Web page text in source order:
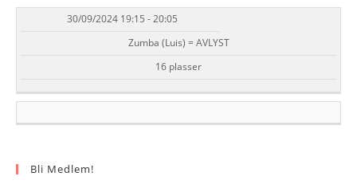
DATO/TID EVENT TILGJENGELIGHET
30/09/2024 19:15 - 20:05
Zumba (Luis) = AVLYST
16 plasser
Bli Medlem!